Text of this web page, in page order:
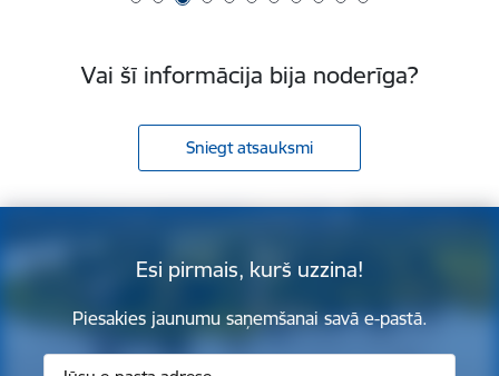
Vai šī informācija bija noderīga?
Sniegt atsauksmi
Esi pirmais, kurš uzzina!
Piesakies jaunumu saņemšanai savā e-pastā.